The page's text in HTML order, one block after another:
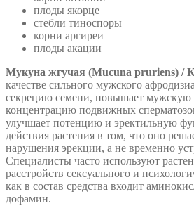
плоды якорце
стебли тиноспоры
корни аргиреи
плоды акации
Мукуна жгучая (Mucuna pruriens) /
качестве сильного мужского
секрецию семени, повышает мужскую
концентрацию подвижных
улучшает потенцию и эректильную
действия растения в том, что оно
нарушения эрекции, а не временно
Специалисты часто используют
расстройств сексуального и
как в состав средства входит
дофамин.